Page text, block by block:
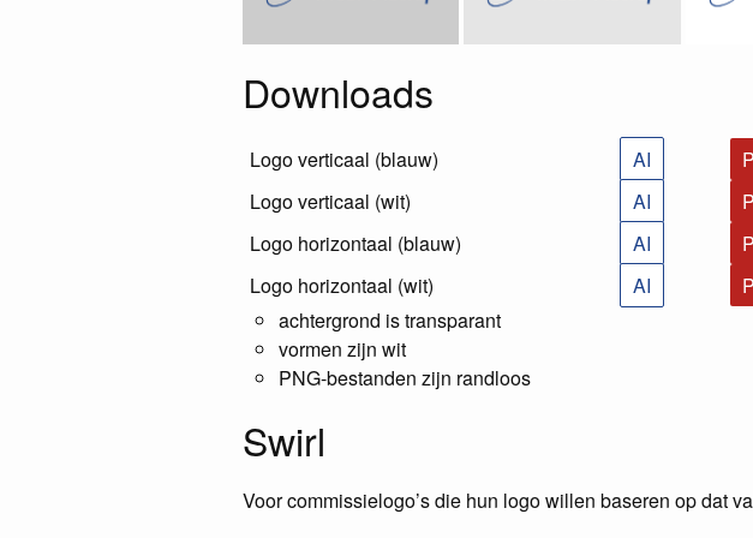
Downloads
Logo verticaal (blauw) AI
Logo verticaal (wit)
AI
Logo horizontaal (blauw)
AI
Logo horizontaal (wit)
AI
achtergrond is transparant
vormen zijn wit
PNG-bestanden zijn randloos
Swirl
Voor commissielogo’s die hun logo willen baseren op dat